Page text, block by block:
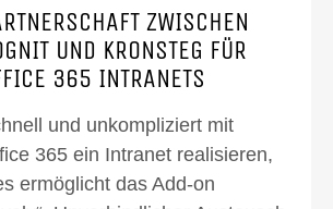
ZWISCHEN
UND KRONSTEG FÜR
365 INTRANETS
und unkompliziert mit
365 ein Intranet realisieren,
ermöglicht das Add-on